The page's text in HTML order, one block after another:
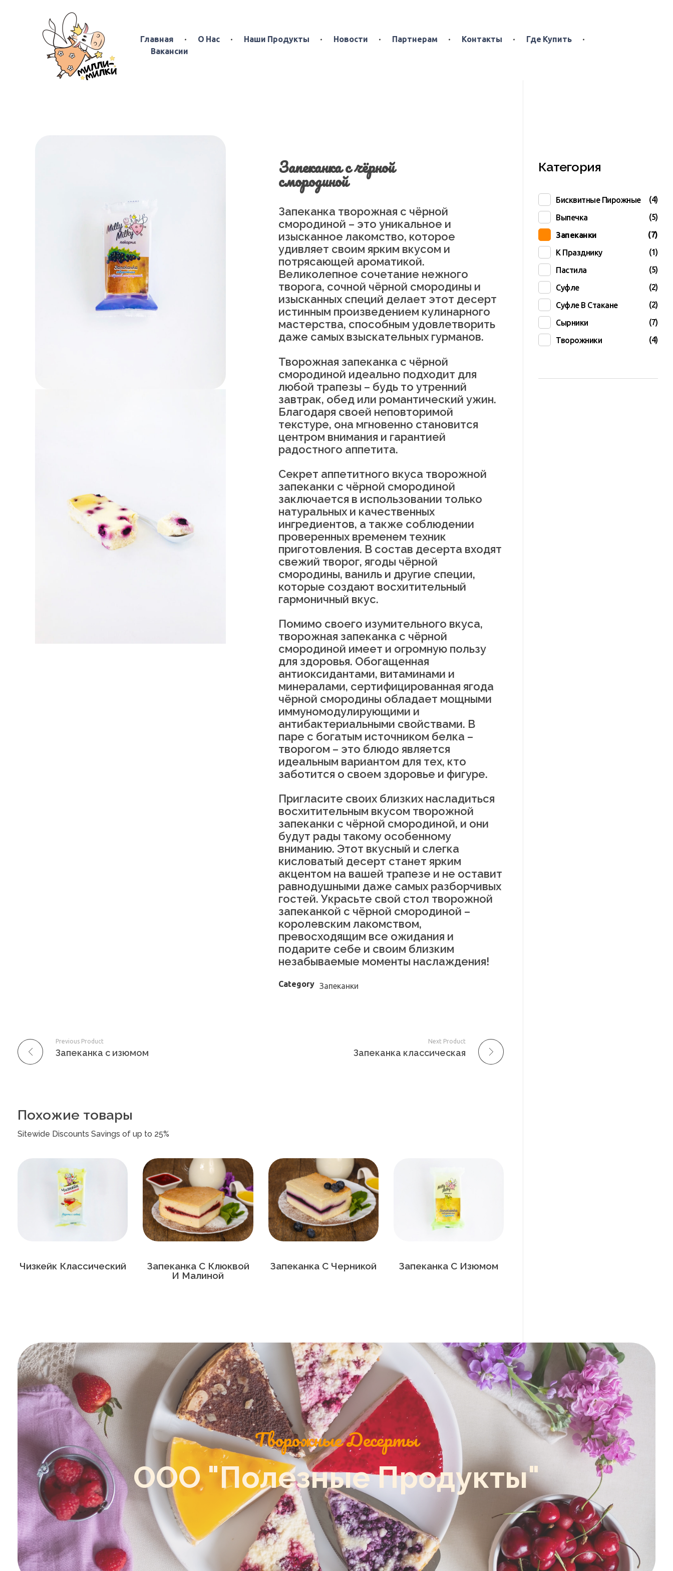
Главная О Нас Наши Продукты Новости Партнерам Контакты
Где Купить
Вакансии
Запеканка с чёрной
смородиной
Запеканка творожная с чёрной
смородиной – это уникальное и
изысканное лакомство, которое
удивляет своим ярким вкусом и
потрясающей ароматикой.
Великолепное сочетание нежного
творога, сочной чёрной смородины и
изысканных специй делает этот десерт
истинным произведением кулинарного
мастерства, способным удовлетворить
даже самых взыскательных гурманов.
Творожная запеканка с чёрной
смородиной идеально подходит для
любой трапезы – будь то утренний
завтрак, обед или романтический ужин.
Благодаря своей неповторимой
текстуре, она мгновенно становится
центром внимания и гарантией
радостного аппетита.
Секрет аппетитного вкуса творожной
запеканки с чёрной смородиной
заключается в использовании только
натуральных и качественных
ингредиентов, а также соблюдении
проверенных временем техник
приготовления. В состав десерта входят
свежий творог, ягоды чёрной
смородины, ваниль и другие специи,
которые создают восхитительный
гармоничный вкус.
Помимо своего изумительного вкуса,
творожная запеканка с чёрной
смородиной имеет и огромную пользу
для здоровья. Обогащенная
антиоксидантами, витаминами и
минералами, сертифицированная ягода
чёрной смородины обладает мощными
иммуномодулирующими и
антибактериальными свойствами. В
паре с богатым источником белка –
творогом – это блюдо является
идеальным вариантом для тех, кто
заботится о своем здоровье и фигуре.
Пригласите своих близких насладиться
восхитительным вкусом творожной
запеканки с чёрной смородиной, и они
будут рады такому особенному
вниманию. Этот вкусный и слегка
кисловатый десерт станет ярким
акцентом на вашей трапезе и не оставит
равнодушными даже самых разборчивых
гостей. Украсьте свой стол творожной
запеканкой с чёрной смородиной –
королевским лакомством,
превосходящим все ожидания и
подарите себе и своим близким
незабываемые моменты наслаждения!
Category Запеканки
Previous Product
Запеканка с изюмом
Next Product
Запеканка классическая
Похожие товары
Чизкейк Классический
Запеканка С Клюквой
И Малиной
Запеканка С Черникой Запеканка С Изюмом
Категория
Бисквитные Пирожные
(4)
Выпечка
(5)
Запеканки
(7)
К Празднику
(1)
Пастила
(5)
Суфле
(2)
Суфле В Стакане
(2)
Сырники
(7)
Творожники
(4)
Творожные Десерты
ООО "Полезные Продукты"